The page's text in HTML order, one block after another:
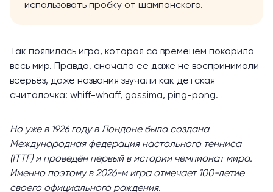
использовать пробку от шампанского.
Так появилась игра, которая со временем покорила
весь мир. Правда, сначала её даже не воспринимали
всерьёз, даже названия звучали как детская
считалочка: whiff-whaff, gossima, ping-pong.
Но уже в 1926 году в Лондоне была создана
Международная федерация настольного тенниса
(ITTF) и проведён первый в истории чемпионат мира.
Именно поэтому в 2026-м игра отмечает 100-летие
своего официального рождения.